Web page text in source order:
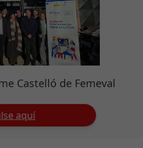
Castelló de Femeval
aquí